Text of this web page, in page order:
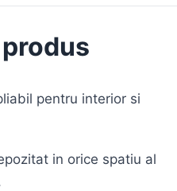
pentru interior si
in orice spatiu al